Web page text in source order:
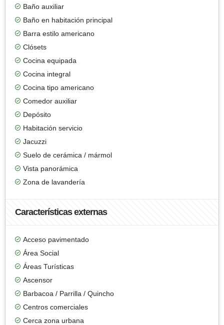
Baño auxiliar
Baño en habitación principal
Barra estilo americano
Clósets
Cocina equipada
Cocina integral
Cocina tipo americano
Comedor auxiliar
Depósito
Habitación servicio
Jacuzzi
Suelo de cerámica / mármol
Vista panorámica
Zona de lavandería
Características externas
Acceso pavimentado
Área Social
Áreas Turísticas
Ascensor
Barbacoa / Parrilla / Quincho
Centros comerciales
Cerca zona urbana